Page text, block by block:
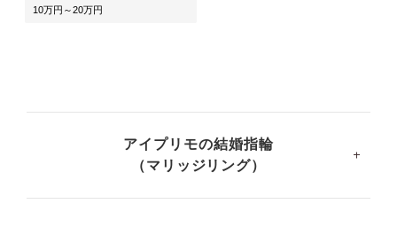
10万円～20万円
アイプリモの結婚指輪
（マリッジリング）